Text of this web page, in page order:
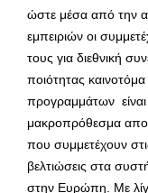
ώστε μέσα από την
εμπειριών οι
τους για διεθνική
ποιότητας
προγραμμάτων
μακροπρόθεσμα
που συμμετέχουν
βελτιώσεις στα
στην Ευρώπη. Με